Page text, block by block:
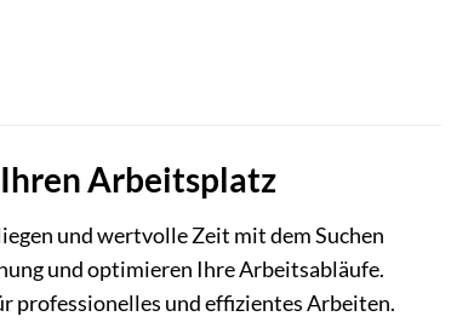
Arbeitsplatz
und wertvolle Zeit mit dem Suchen
und optimieren Ihre Arbeitsabläufe.
professionelles und effizientes Arbeiten.